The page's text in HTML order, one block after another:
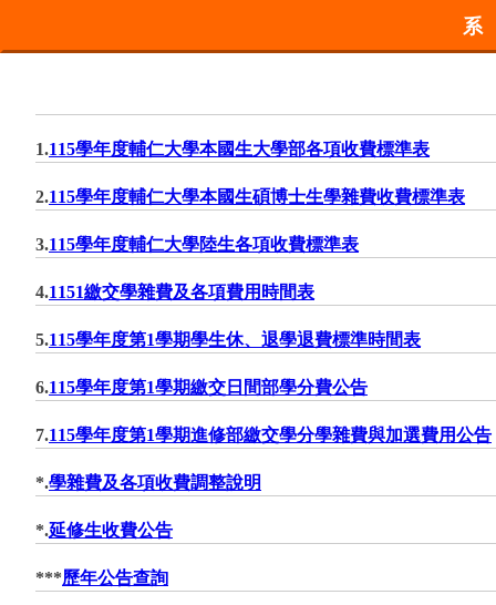
1.115學年度輔仁大學本國生大學部各項收費標準表
2.115學年度輔仁大學本國生碩博士生學雜費收費標準表
3.115學年度輔仁大學陸生各項收費標準表
4.1151繳交學雜費及各項費用時間表
5.115學年度第1學期學生休、退學退費標準時間表
6.115學年度第1學期繳交日間部學分費公告
7.115學年度第1學期進修部繳交學分學雜費與加選費用公告
*.學雜費及各項收費調整說明
*.延修生收費公告
***歷年公告查詢